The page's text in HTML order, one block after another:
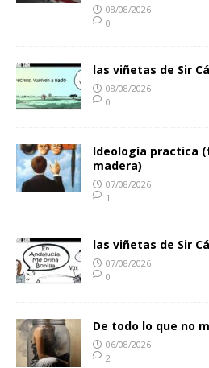
08/08/2026
0
las viñetas de Sir
08/08/2026
0
Ideología practica
madera)
07/08/2026
1
las viñetas de Sir
07/08/2026
0
De todo lo que no
06/08/2026
2